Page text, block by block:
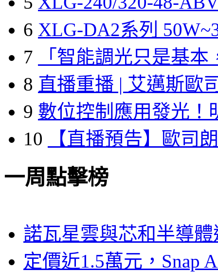
6 XLG-DA2系列
7
「智能調光只是基本
8 直播重播 | 艾邁斯歐
9 數位控制應用發光！
10
【直播預告】歐司
一周點擊榜
諾瓦星雲與芯和半導
定價近1.5萬元，Snap